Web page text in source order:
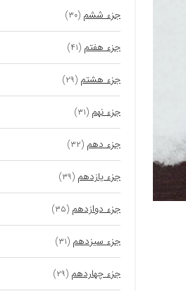
جزء ششم (۳۰)
جزء هفتم (۴۱)
جزء هشتم (۲۹)
جزء نهم (۳۱)
جزء دهم (۳۲)
جزء یازدهم (۳۹)
جزء دوازدهم (۳۵)
جزء سیزدهم (۳۱)
جزء چهاردهم (۲۹)